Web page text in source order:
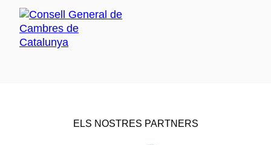
ELS NOSTRES PARTNERS